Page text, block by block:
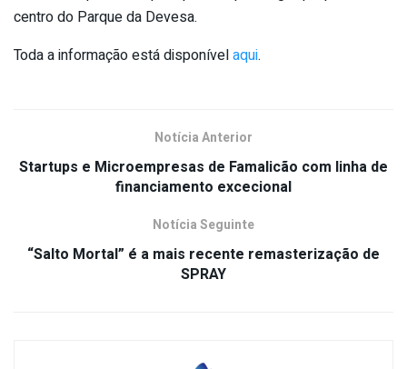
centro do Parque da Devesa.
Toda a informação está disponívelaqui.
Notícia Anterior
Startups e Microempresas de Famalicão com linha de
financiamento excecional
Notícia Seguinte
“Salto Mortal” é a mais recente remasterização de
SPRAY